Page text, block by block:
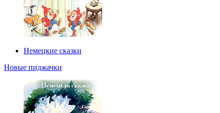
Немецкие сказки
Новые пиджачки